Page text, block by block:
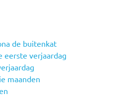
de buitenkat
eerste verjaardag
maanden